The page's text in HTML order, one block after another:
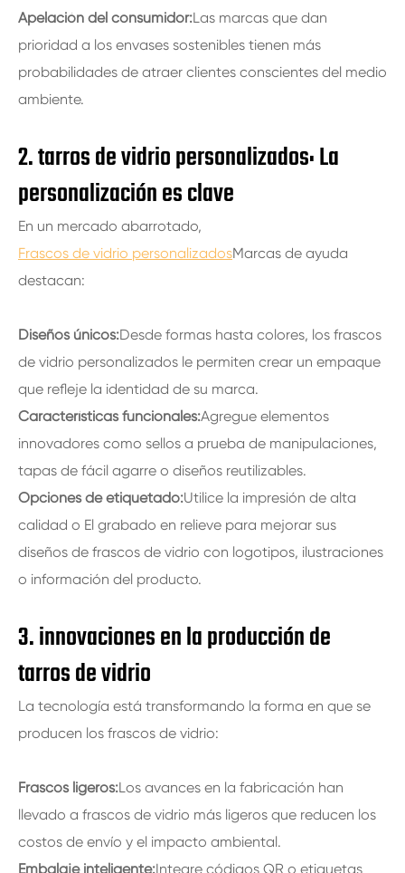
Apelación del consumidor:Las marcas que dan
prioridad a los envases sostenibles tienen más
probabilidades de atraer clientes conscientes del medio
ambiente.
2. tarros de vidrio personalizados: La
personalización es clave
En un mercado abarrotado,
Frascos de vidrio personalizadosMarcas de ayuda
destacan:
Diseños únicos:Desde formas hasta colores, los frascos
de vidrio personalizados le permiten crear un empaque
que refleje la identidad de su marca.
Características funcionales:Agregue elementos
innovadores como sellos a prueba de manipulaciones,
tapas de fácil agarre o diseños reutilizables.
Opciones de etiquetado:Utilice la impresión de alta
calidad o El grabado en relieve para mejorar sus
diseños de frascos de vidrio con logotipos, ilustraciones
o información del producto.
3. innovaciones en la producción de
tarros de vidrio
La tecnología está transformando la forma en que se
producen los frascos de vidrio:
Frascos ligeros:Los avances en la fabricación han
llevado a frascos de vidrio más ligeros que reducen los
costos de envío y el impacto ambiental.
Embalaje inteligente:Integre códigos QR o etiquetas